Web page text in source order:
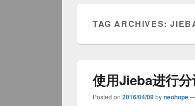
TAG ARCHIVES:
使用Jieba进行
Posted on 2016/04/09byneohope